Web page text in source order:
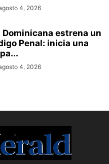
4, 2026
Dominicana estrena un
Penal: inicia una
4, 2026